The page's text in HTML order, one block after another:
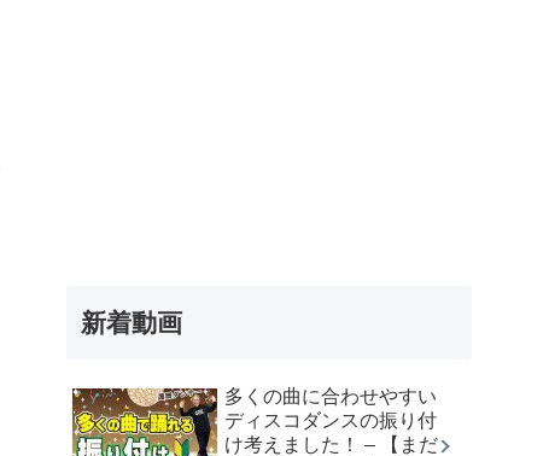
新着動画
多くの曲に合わせやすい
ディスコダンスの振り付
け考えました！ – 【まだ